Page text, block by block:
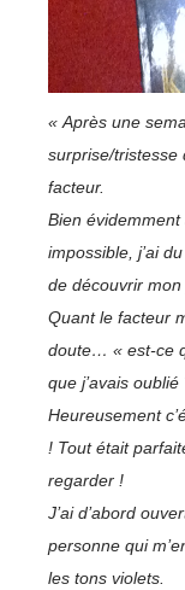
« Après une
surprise/tristesse
facteur.
Bien
impossible, j’ai
de découvrir mon
Quant le facteur
doute… « est-ce
que j’avais oublié
Heureusement
! Tout était
regarder !
J’ai d’abord
personne qui
les tons violets.